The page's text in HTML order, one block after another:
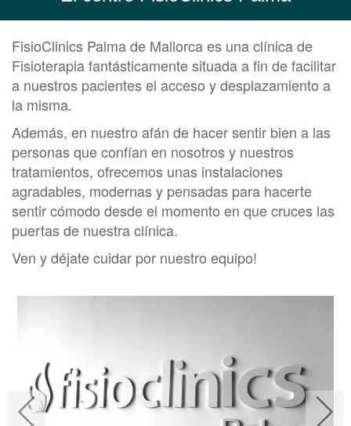
FisioClinics Palma de Mallorca es una clínica de
Fisioterapia fantásticamente situada a fin de facilitar
a nuestros pacientes el acceso y desplazamiento a
la misma.
Además, en nuestro afán de hacer sentir bien a las
personas que confían en nosotros y nuestros
tratamientos, ofrecemos unas instalaciones
agradables, modernas y pensadas para hacerte
sentir cómodo desde el momento en que cruces las
puertas de nuestra clínica.
Ven y déjate cuidar por nuestro equipo!